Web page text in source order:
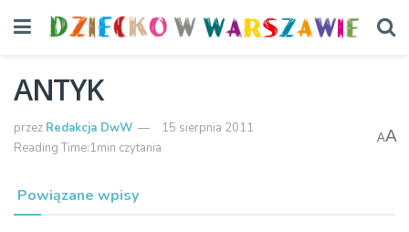
ANTYK
przez Redakcja DwW
15 sierpnia 2011
Reading Time:1min czytania
AA
Powiązane wpisy